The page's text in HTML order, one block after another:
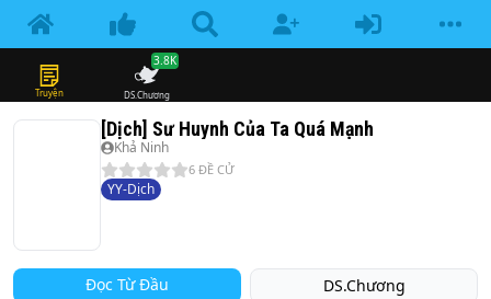
Truyện DS.Chương
3.8K
[Dịch] Sư Huynh Của Ta Quá Mạnh
Khả Ninh
6 ĐỀ CỬ
YY-Dịch
Đọc Từ Đầu DS.Chương